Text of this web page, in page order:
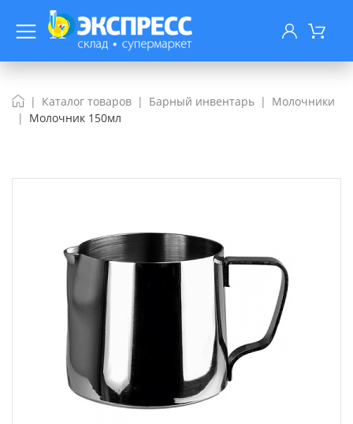
Каталог товаров Барный инвентарь
Молочники
Молочник 150мл